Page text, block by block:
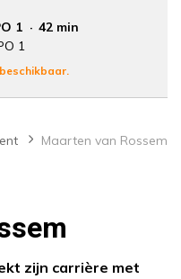
1
42 min
1
Maarten van Rossem
zijn carrière met